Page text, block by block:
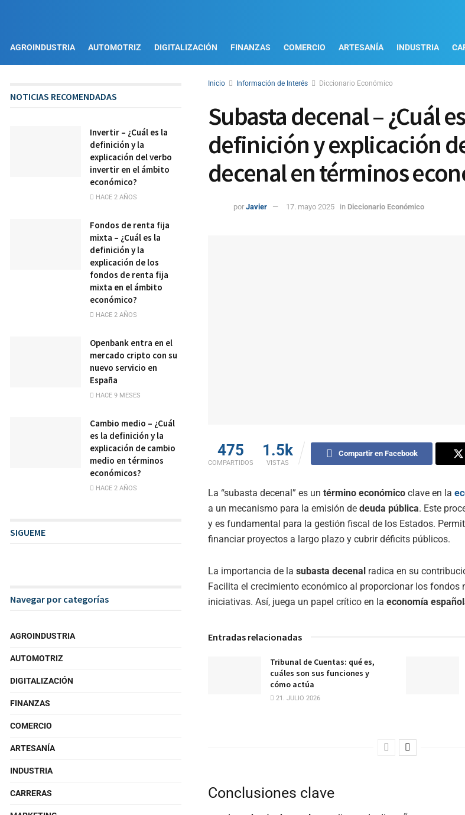
AGROINDUSTRIA AUTOMOTRIZ DIGITALIZACIÓN FINANZAS COMERCIO ARTESANÍA INDUSTRIA
Inicio Información de Interés Diccionario Económico
Subasta decenal – ¿Cuál
definición y explicación
decenal en términos
por Javier 17. mayo 2025 in Diccionario Económico
475
COMPARTIDOS
1.5k
VISTAS
Compartir en Facebook
La “subasta decenal” es un término económico clave en la
a un mecanismo para la emisión de deuda pública. Este
y es fundamental para la gestión fiscal de los Estados.
financiar proyectos a largo plazo y cubrir déficits públicos.
La importancia de la subasta decenal radica en su
Facilita el crecimiento económico al proporcionar los fondos
iniciativas. Así, juega un papel crítico en la economía
Entradas relacionadas
Tribunal de Cuentas: qué es,
cuáles son sus funciones y
cómo actúa
21. JULIO 2026
Conclusiones clave
NOTICIAS RECOMENDADAS
Invertir – ¿Cuál es la
definición y la
explicación del verbo
invertir en el ámbito
económico?
HACE 2 AÑOS
Fondos de renta fija
mixta – ¿Cuál es la
definición y la
explicación de los
fondos de renta fija
mixta en el ámbito
económico?
HACE 2 AÑOS
Openbank entra en el
mercado cripto con su
nuevo servicio en
España
HACE 9 MESES
Cambio medio – ¿Cuál
es la definición y la
explicación de cambio
medio en términos
económicos?
HACE 2 AÑOS
SIGUEME
Navegar por categorías
AGROINDUSTRIA
AUTOMOTRIZ
DIGITALIZACIÓN
FINANZAS
COMERCIO
ARTESANÍA
INDUSTRIA
CARRERAS